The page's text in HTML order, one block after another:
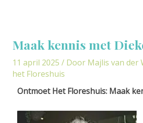
Maak kennis met
11 april 2025 / Door Majlis van der
het Floreshuis
Ontmoet Het Floreshuis: Maak